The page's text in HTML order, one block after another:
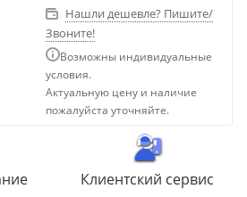
Нашли дешевле? Пишите/
Звоните!
Возможны индивидуальные
условия.
Актуальную цену и наличие
пожалуйста уточняйте.
Клиентский сервис